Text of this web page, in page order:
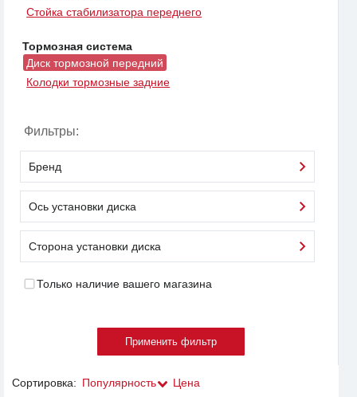
Стойка стабилизатора переднего
Тормозная система
Диск тормозной передний
Колодки тормозные задние
Фильтры:
Бренд
Ось установки диска
Сторона установки диска
Только наличие вашего магазина
Сортировка: Популярность Цена